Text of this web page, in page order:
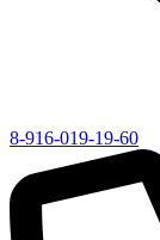
8-916-019-19-60